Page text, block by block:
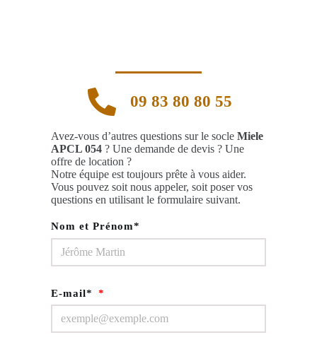
09 83 80 80 55
Avez-vous d’autres questions sur le socle Miele
APCL 054? Une demande de devis ? Une
offre de location ?
Notre équipe est toujours prête à vous aider.
Vous pouvez soit nous appeler, soit poser vos
questions en utilisant le formulaire suivant.
Nom et Prénom*
E-mail*